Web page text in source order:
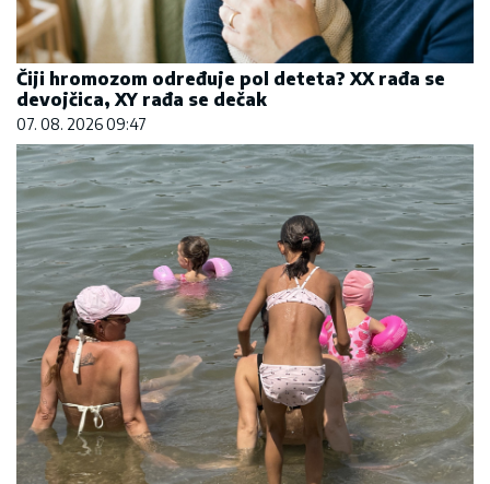
Čiji hromozom određuje pol deteta? XX rađa se
devojčica, XY rađa se dečak
07. 08. 2026 09:47